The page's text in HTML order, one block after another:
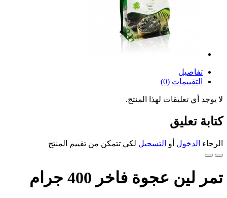
تفاصيل
التقييمات (0)
لا يوجد أي تعليقات لهذا المنتج.
كتابة تعليق
الرجاء الدخول أو التسجيل لكي تتمكن من تقييم المنتج
تمر لين عجوة فاخر 400 جرام